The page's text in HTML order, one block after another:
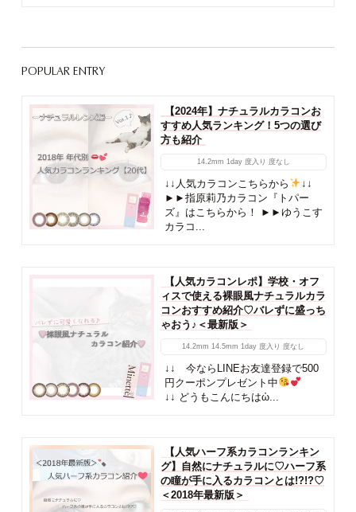
POPULAR ENTRY
【2024年】ナチュラルカラコンお
すすめ人気ランキング！5つの選び
方も紹介
14.2mm 1day 度入り 度なし
↓↓人気カラコンこちらから
↓↓
►►指原莉乃カラコン『トパー
ズ』はこちらから！ ►►ゆうこす
カラコ...
【人気カラコンレポ】学校・オフ
ィスで使える裸眼風ナチュラルカラ
コンおすすめ紹介♡バレずに盛っち
ゃおう♪＜最新版＞
14.2mm 14.5mm 1day 度入り 度なし
↓↓ 今ならLINEお友達登録で500
円クーポンプレゼント中
↓↓ どうもこんにちはὠ...
【人気ハーフ系カラコンランキン
グ】自然にナチュラルに♡ハーフ系
の瞳が手に入るカラコンとは!?!?♡
＜2018年最新版＞